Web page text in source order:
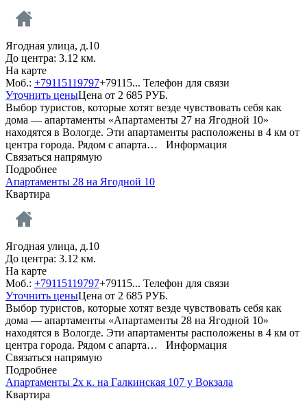
Ягодная улица, д.10
До центра: 3.12 км.
На карте
Моб.: +79115119797+79115... Телефон для связи
Уточнить ценыЦена от 2 685 РУБ.
Выбор туристов, которые хотят везде чувствовать себя как
дома — апартаменты «Апартаменты 27 на Ягодной 10»
находятся в Вологде. Эти апартаменты расположены в 4 км от
центра города. Рядом с апарта… Информация
Связаться напрямую
Подробнее
Апартаменты 28 на Ягодной 10
Квартира
Ягодная улица, д.10
До центра: 3.12 км.
На карте
Моб.: +79115119797+79115... Телефон для связи
Уточнить ценыЦена от 2 685 РУБ.
Выбор туристов, которые хотят везде чувствовать себя как
дома — апартаменты «Апартаменты 28 на Ягодной 10»
находятся в Вологде. Эти апартаменты расположены в 4 км от
центра города. Рядом с апарта… Информация
Связаться напрямую
Подробнее
Апартаменты 2х к. на Галкинская 107 у Вокзала
Квартира